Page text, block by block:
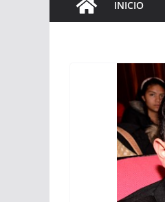
INICIO